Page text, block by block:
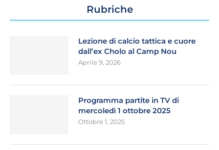
Rubriche
Lezione di calcio tattica e cuore
dall’ex Cholo al Camp Nou
Aprile 9, 2026
Programma partite in TV di
mercoledì 1 ottobre 2025
Ottobre 1, 2025